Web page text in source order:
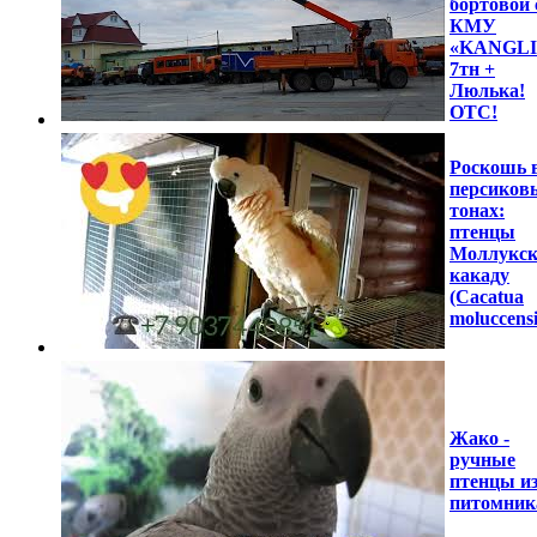
КМУ
7тн +
Люлька!
ОТС!
Роскошь
тонах:
птенцы
какаду
(Cacatua
Жако -
ручные
птенцы из